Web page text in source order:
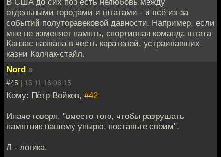
отдельными городами и штатами - и всё из-за
событий полуторавековой давности. Например, если
мне не изменяет память, спортивная команда штата
Канзас названа в честь карателей, устраивавших
казни Колчак-стайл.
Nord »
#45 | 15.11.16 08:15
Кому: Пётр Войков, #42
Иначе говоря, "вместо того, чтобы разрушать
памятник нашему упырю, поставьте своим".
Л - логика.